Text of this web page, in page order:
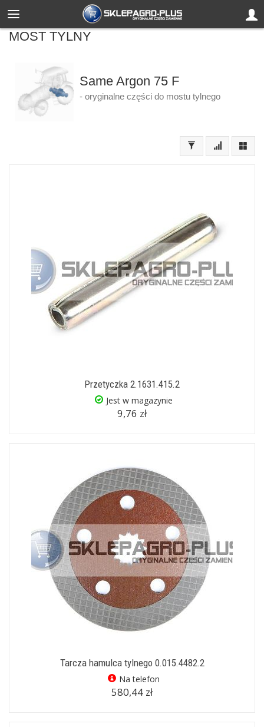
MOST TYLNY
Same Argon 75 F
- oryginalne części do mostu tylnego
Przetyczka 2.1631.415.2
Jest w magazynie
9,76 zł
Tarcza hamulca tylnego 0.015.4482.2
Na telefon
580,44 zł